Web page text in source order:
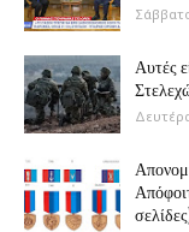
Αυτές